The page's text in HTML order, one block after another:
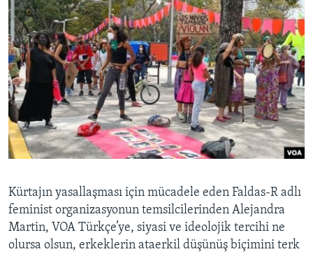
Kürtajın yasallaşması için mücadele eden Faldas-R adlı
feminist organizasyonun temsilcilerinden Alejandra
Martin, VOA Türkçe’ye, siyasi ve ideolojik tercihi ne
olursa olsun, erkeklerin ataerkil düşünüş biçimini terk